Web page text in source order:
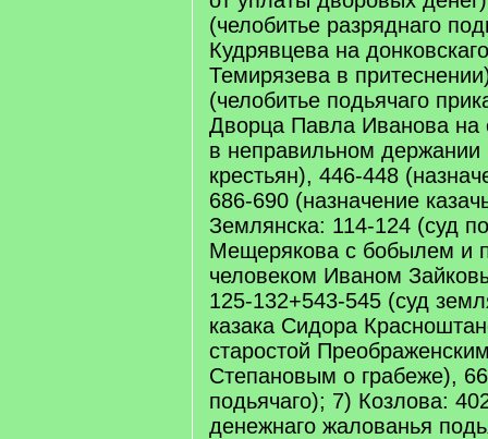
(челобитье разряднаго
Кудрявцева на
Темирязева в
(челобитье подьячаго
Дворца Павла Иванова на
в неправильном держании
крестьян), 446-448
686-690 (назначение
Землянска: 114-124 (суд
Мещерякова с бобылем и
человеком Иваном
125-132+543-545 (суд
казака Сидора
старостой
Степановым о грабеже),
подьячаго); 7) Козлова:
денежнаго жалованья